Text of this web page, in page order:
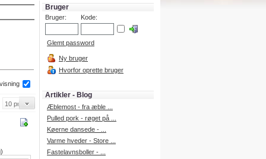
Bruger
Bruger: Kode:
Glemt password
Ny bruger
Hvorfor oprette bruger
Artikler - Blog
Æblemost - fra æble ...
Pulled pork - røget på ...
Køerne dansede - ...
Varme hveder - Store ...
Fastelavnsboller - ...